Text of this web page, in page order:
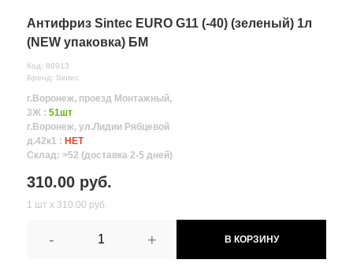
Антифриз Sintec EURO G11 (-40) (зеленый) 1л
(NEW упаковка) БМ
Код: 88913
Бренд: Sintec
г.Воронеж, проезд Монтажный,
3Ж : 51шт
г.Воронеж, ул.Лидии Рябцевой
д.42к1 : НЕТ
Склад: >52 (доставка 2-5 дней)
310.00 руб.
1 шт х 310.00 руб.
- + В КОРЗИНУ